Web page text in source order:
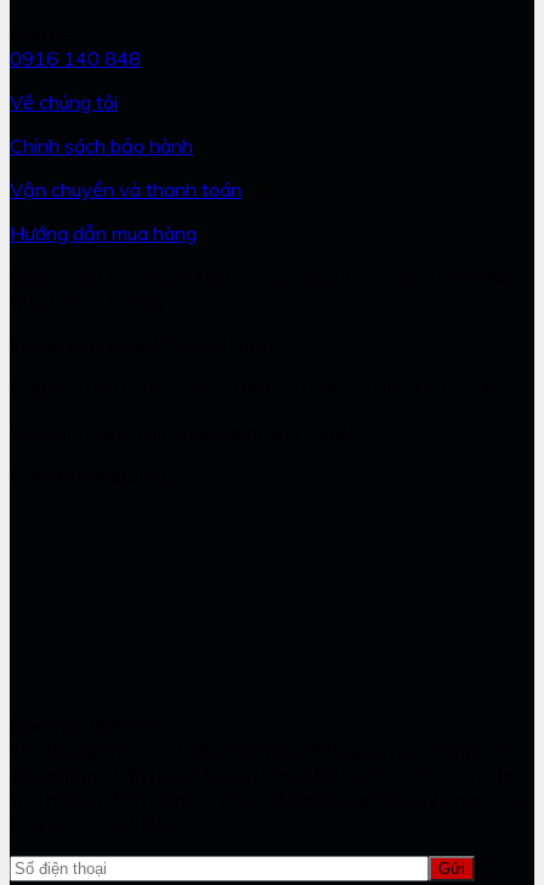
0916 140 848
Về chúng tôi
Chính sách bảo hành
Vận chuyển và thanh toán
Hướng dẫn mua hàng